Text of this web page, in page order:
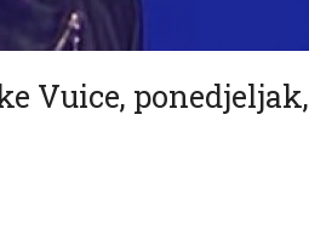
Vuice, ponedjeljak,